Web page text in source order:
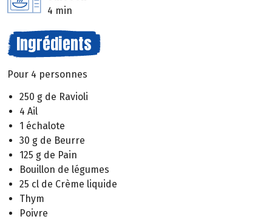
4 min
Ingrédients
Pour 4 personnes
250 g de Ravioli
4 Ail
1 échalote
30 g de Beurre
125 g de Pain
Bouillon de légumes
25 cl de Crème liquide
Thym
Poivre